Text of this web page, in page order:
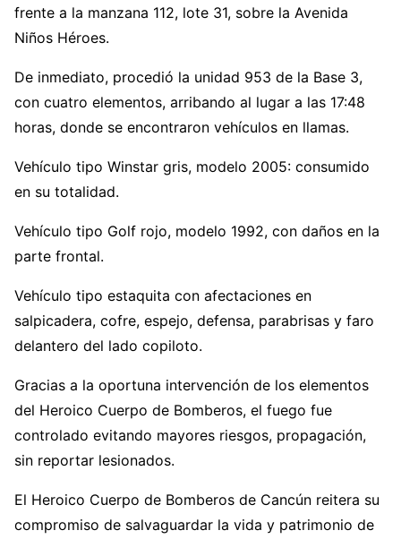
frente a la manzana 112, lote 31, sobre la Avenida
Niños Héroes.
De inmediato, procedió la unidad 953 de la Base 3,
con cuatro elementos, arribando al lugar a las 17:48
horas, donde se encontraron vehículos en llamas.
Vehículo tipo Winstar gris, modelo 2005: consumido
en su totalidad.
Vehículo tipo Golf rojo, modelo 1992, con daños en la
parte frontal.
Vehículo tipo estaquita con afectaciones en
salpicadera, cofre, espejo, defensa, parabrisas y faro
delantero del lado copiloto.
Gracias a la oportuna intervención de los elementos
del Heroico Cuerpo de Bomberos, el fuego fue
controlado evitando mayores riesgos, propagación,
sin reportar lesionados.
El Heroico Cuerpo de Bomberos de Cancún reitera su
compromiso de salvaguardar la vida y patrimonio de